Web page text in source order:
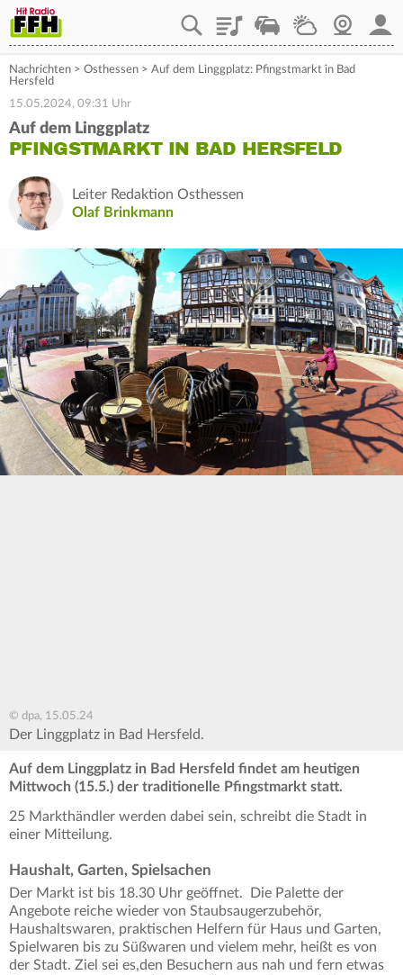
PlaylistStaupilotWetterWebcam
Nachrichten > Osthessen > Auf dem Linggplatz: Pfingstmarkt in Bad
Hersfeld
15.05.2024, 09:31 Uhr
Auf dem Linggplatz
PFINGSTMARKT IN BAD HERSFELD
Leiter Redaktion Osthessen
Olaf Brinkmann
© dpa, 15.05.24
Der Linggplatz in Bad Hersfeld.
Auf dem Linggplatz in Bad Hersfeld findet am heutigen
Mittwoch (15.5.) der traditionelle Pfingstmarkt statt.
25 Markthändler werden dabei sein, schreibt die Stadt in
einer Mitteilung.
Haushalt, Garten, Spielsachen
Der Markt ist bis 18.30 Uhr geöffnet. Die Palette der
Angebote reiche wieder von Staubsaugerzubehör,
Haushaltswaren, praktischen Helfern für Haus und Garten,
Spielwaren bis zu Süßwaren und vielem mehr, heißt es von
der Stadt. Ziel sei es,den Besuchern aus nah und fern etwas